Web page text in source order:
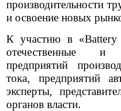
производительности
и освоение новых
К участию в «Battery
отечественные и
предприятий
тока, предприятий
эксперты,
органов власти.